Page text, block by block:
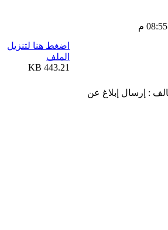
: إرسال إبلاغ عن
اضغط هنا لتنزيل
الملف
443.21 KB